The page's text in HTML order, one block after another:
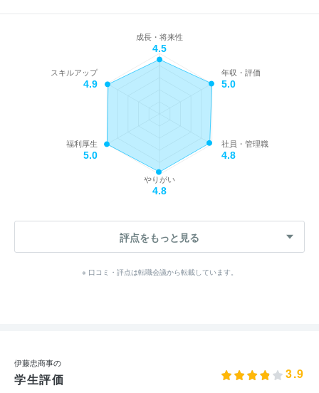
成長・将来性
4.5
年収・評価
5.0
社員・管理職
4.8
やりがい
4.8
福利厚生
5.0
スキルアップ
4.9
評点をもっと見る
※ 口コミ・評点は転職会議から転載しています。
伊藤忠商事の
学生評価 3.9